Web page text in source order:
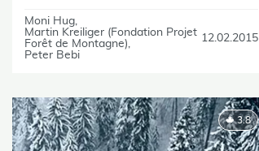
Moni Hug
Martin Kreiliger (Fondation Projet
Forêt de Montagne)
Peter Bebi
12.02.2015
3.8